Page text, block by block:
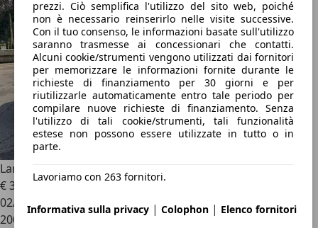
prezzi. Ciò semplifica l'utilizzo del sito web, poiché
non è necessario reinserirlo nelle visite successive.
Con il tuo consenso, le informazioni basate sull'utilizzo
saranno trasmesse ai concessionari che contatti.
Alcuni cookie/strumenti vengono utilizzati dai fornitori
per memorizzare le informazioni fornite durante le
richieste di finanziamento per 30 giorni e per
riutilizzarle automaticamente entro tale periodo per
compilare nuove richieste di finanziamento. Senza
l'utilizzo di tali cookie/strumenti, tali funzionalità
estese non possono essere utilizzate in tutto o in
parte.
Lavoriamo con 263 fornitori.
Informativa sulla privacy | Colophon | Elenco fornitori
Lancia Ypsilon
€ 3.200
02/2013
200.000 km